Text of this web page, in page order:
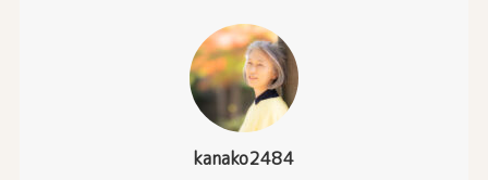
kanako2484